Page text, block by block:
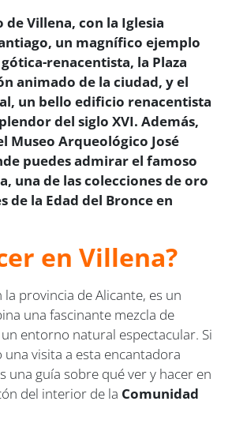
de Villena, con la Iglesia
un magnífico ejemplo
renacentista, la Plaza
animado de la ciudad, y el
un bello edificio renacentista
del siglo XVI. Además,
Museo Arqueológico José
puedes admirar el famoso
una de las colecciones de oro
de la Edad del Bronce en
en Villena?
provincia de Alicante, es un
una fascinante mezcla de
entorno natural espectacular. Si
visita a esta encantadora
una guía sobre qué ver y hacer en
del interior de la Comunidad